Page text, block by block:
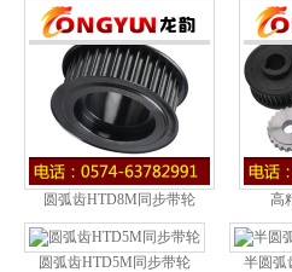
圆弧齿HTD8M同步带轮 高
圆弧齿HTD5M同步带轮 半圆弧